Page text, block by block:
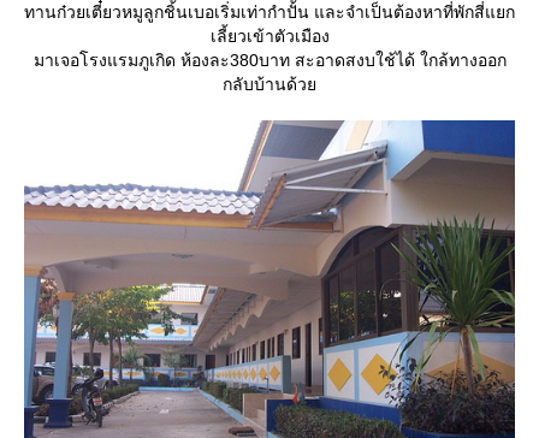
ทานก๋วยเตี๋ยวหมูลูกชิ้นเบอเริ่มเท่ากำปั้น และจำเป็นต้องหาที่พักสี่แยก
เลี้ยวเข้าตัวเมือง
มาเจอโรงแรมภูเกิด ห้องละ380บาท สะอาดสงบใช้ได้ ใกล้ทางออก
กลับบ้านด้ว